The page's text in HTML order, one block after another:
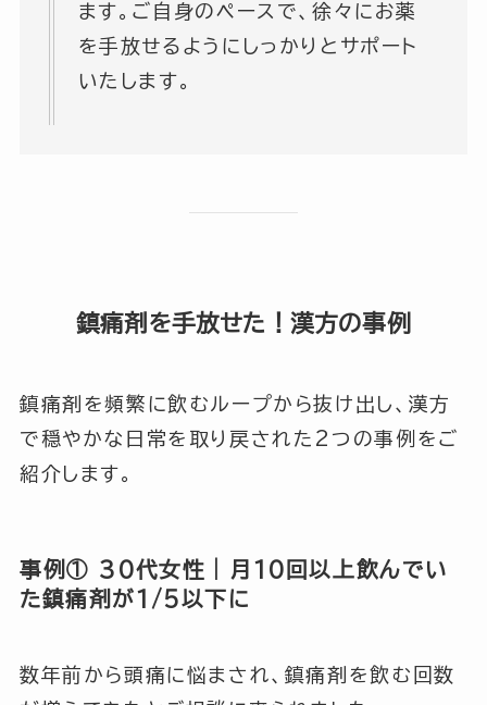
ます。ご自身のペースで、徐々にお薬
を手放せるようにしっかりとサポート
いたします。
鎮痛剤を手放せた！漢方の事例
鎮痛剤を頻繁に飲むループから抜け出し、漢方
で穏やかな日常を取り戻された2つの事例をご
紹介します。
事例① 30代女性｜月10回以上飲んでい
た鎮痛剤が1/5以下に
数年前から頭痛に悩まされ、鎮痛剤を飲む回数